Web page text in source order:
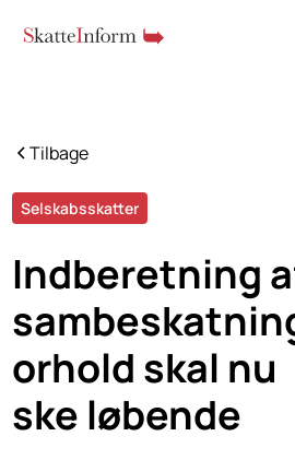
Tilbage
Selskabsskatter
Indberetning
orhold skal nu
ske løbende